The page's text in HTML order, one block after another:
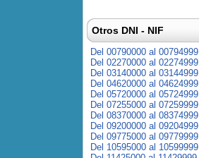
Otros DNI - NIF
Del 00790000 al 00794999
Del 02270000 al 02274999
Del 03140000 al 03144999
Del 04620000 al 04624999
Del 05720000 al 05724999
Del 07255000 al 07259999
Del 08370000 al 08374999
Del 09200000 al 09204999
Del 09775000 al 09779999
Del 10595000 al 10599999